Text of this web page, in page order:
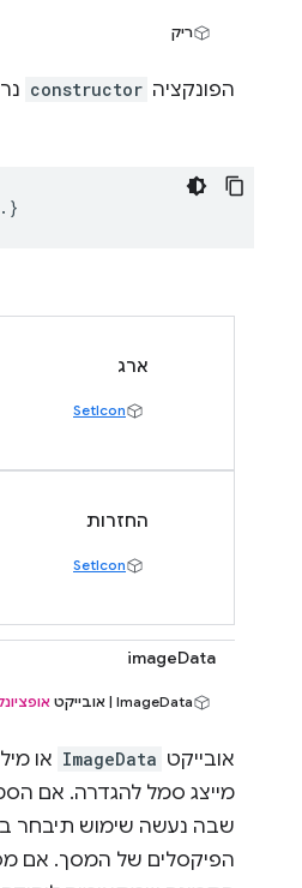
ריק
הפונקציה constructor
ארג
SetIcon
החזרות
SetIcon
imageData
ImageData | אובייקט
אובייקט ImageData
מייצג סמל להגדרה. אם
שבה נעשה שימוש תיבחר
הפיקסלים של המסך. אם